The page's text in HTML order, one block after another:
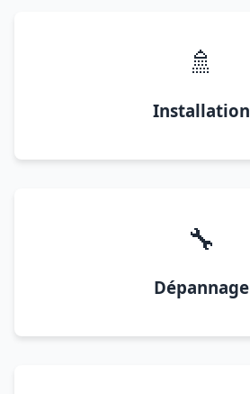
🚿
Installation
🔧
Dépannage